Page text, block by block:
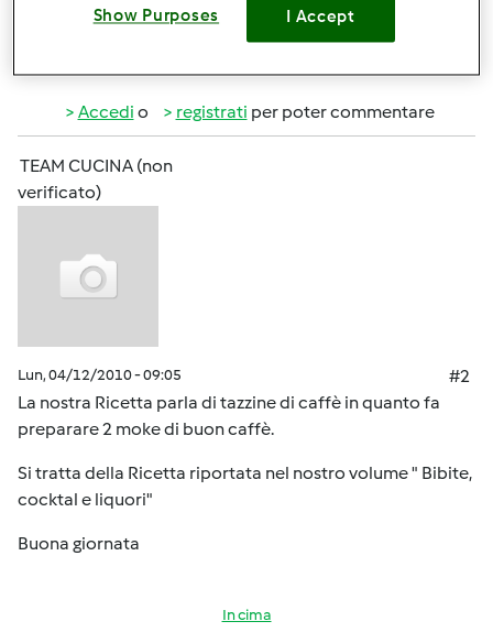
Accedi o registrati per poter commentare
TEAM CUCINA (non
verificato)
Lun, 04/12/2010 - 09:05
#2
La nostra Ricetta parla di tazzine di caffè in quanto fa
preparare 2 moke di buon caffè.
Si tratta della Ricetta riportata nel nostro volume " Bibite,
cocktal e liquori"
Buona giornata
In cima
Show Purposes I Accept